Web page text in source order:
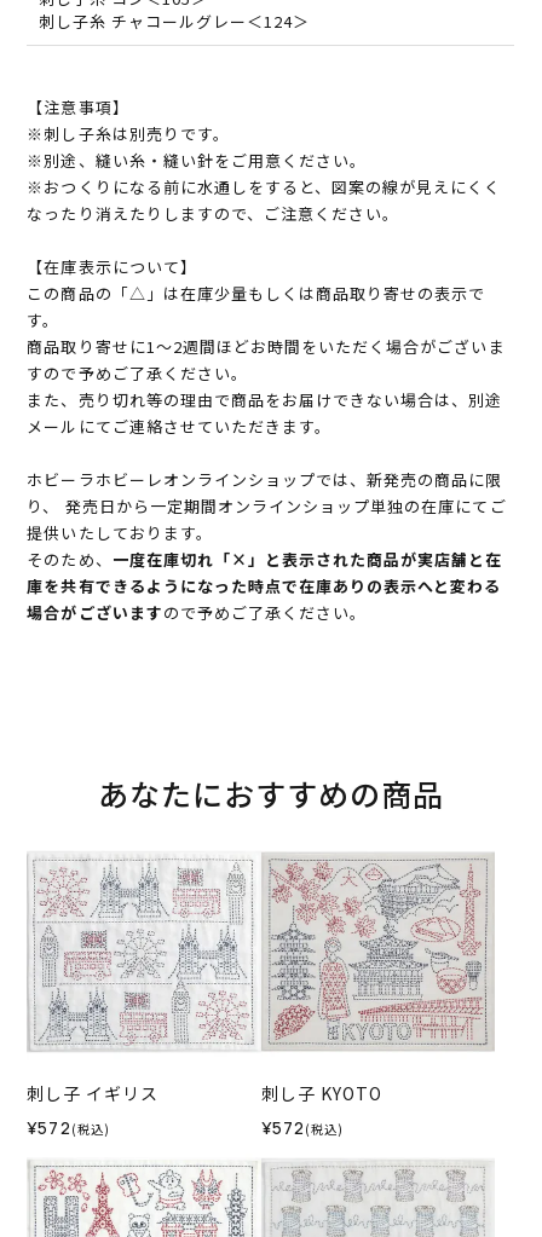
刺し子糸 チャコールグレー＜124＞
【注意事項】
※刺し子糸は別売りです。
※別途、縫い糸・縫い針をご用意ください。
※おつくりになる前に水通しをすると、図案の線が見えにくく
なったり消えたりしますので、ご注意ください。
【在庫表示について】
この商品の「△」は在庫少量もしくは商品取り寄せの表示で
す。
商品取り寄せに1～2週間ほどお時間をいただく場合がございま
すので予めご了承ください。
また、売り切れ等の理由で商品をお届けできない場合は、別途
メールにてご連絡させていただきます。
ホビーラホビーレオンラインショップでは、新発売の商品に限
り、 発売日から一定期間オンラインショップ単独の在庫にてご
提供いたしております。
そのため、 一度在庫切れ「×」と表示された商品が実店舗と在
庫を共有できるようになった時点で在庫ありの表示へと変わる
場合がございますので予めご了承ください。
あなたにおすすめの商品
刺し子 イギリス
¥572 (税込)
刺し子 KYOTO
¥572 (税込)